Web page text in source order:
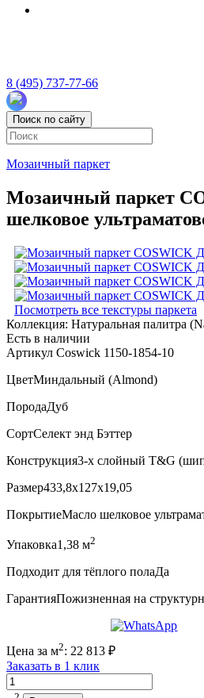
8 (495) 737-77-66
Поиск по сайту
Мозаичный паркет
Мозаичный паркет
шелковое
Посмотреть все текстуры паркета
Коллекция: Натуральная палитра
Есть в наличии
Артикул Coswick 1150-1854-10
ЦветМиндальный (Almond)
ПородаДуб
СортСелект энд Бэттер
Конструкция3-х слойный T&G
Размер433,8x127x19,05
ПокрытиеМасло шелковое
Упаковка1,38 м2
Подходит для тёплого полаДа
ГарантияПожизненная на
Цена за м2: 22 813 ₽
Заказать в 1 клик
Количество